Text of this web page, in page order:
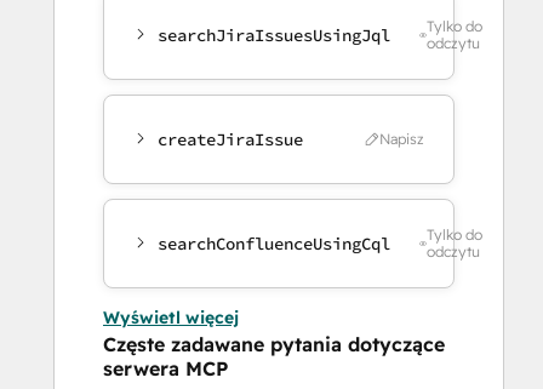
searchJiraIssuesUsingJql
Tylko do
odczytu
createJiraIssue Napisz
searchConfluenceUsingCql
Tylko do
odczytu
Wyświetl więcej
Częste zadawane pytania dotyczące
serwera MCP